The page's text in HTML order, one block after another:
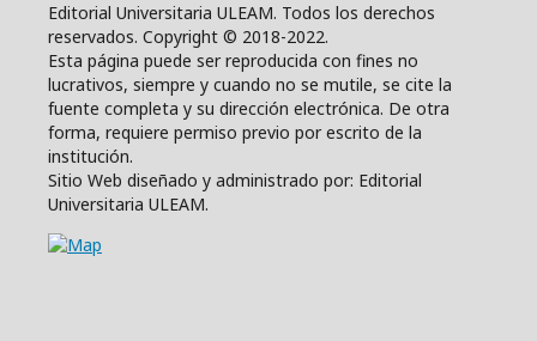
Editorial Universitaria ULEAM. Todos los derechos
reservados. Copyright © 2018-2022.
Esta página puede ser reproducida con fines no
lucrativos, siempre y cuando no se mutile, se cite la
fuente completa y su dirección electrónica. De otra
forma, requiere permiso previo por escrito de la
institución.
Sitio Web diseñado y administrado por: Editorial
Universitaria ULEAM.